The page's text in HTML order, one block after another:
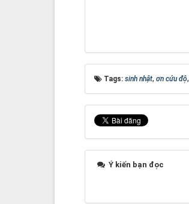
Tags: sinh nhật, ơn cứu độ,
Ý kiến bạn đọc